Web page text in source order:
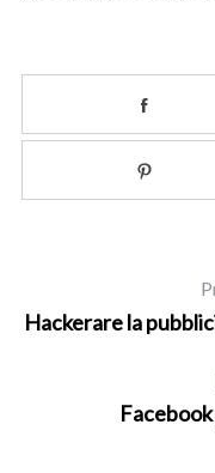
Hackerare la